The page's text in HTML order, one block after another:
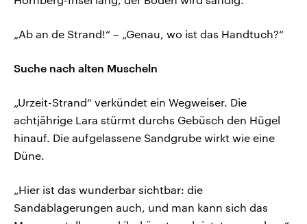
„Ab an de Strand!“ – „Genau, wo ist das Handtuch?“
Suche nach alten Muscheln
„Urzeit-Strand“ verkündet ein Wegweiser. Die
achtjährige Lara stürmt durchs Gebüsch den Hügel
hinauf. Die aufgelassene Sandgrube wirkt wie eine
Düne.
„Hier ist das wunderbar sichtbar: die
Sandablagerungen auch, und man kann sich das